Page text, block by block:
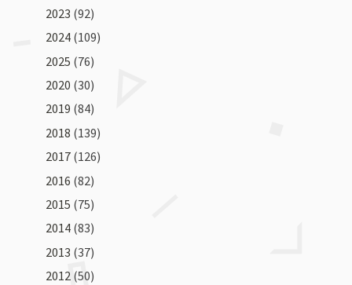
2023 (92)
2024 (109)
2025 (76)
2020 (30)
2019 (84)
2018 (139)
2017 (126)
2016 (82)
2015 (75)
2014 (83)
2013 (37)
2012 (50)